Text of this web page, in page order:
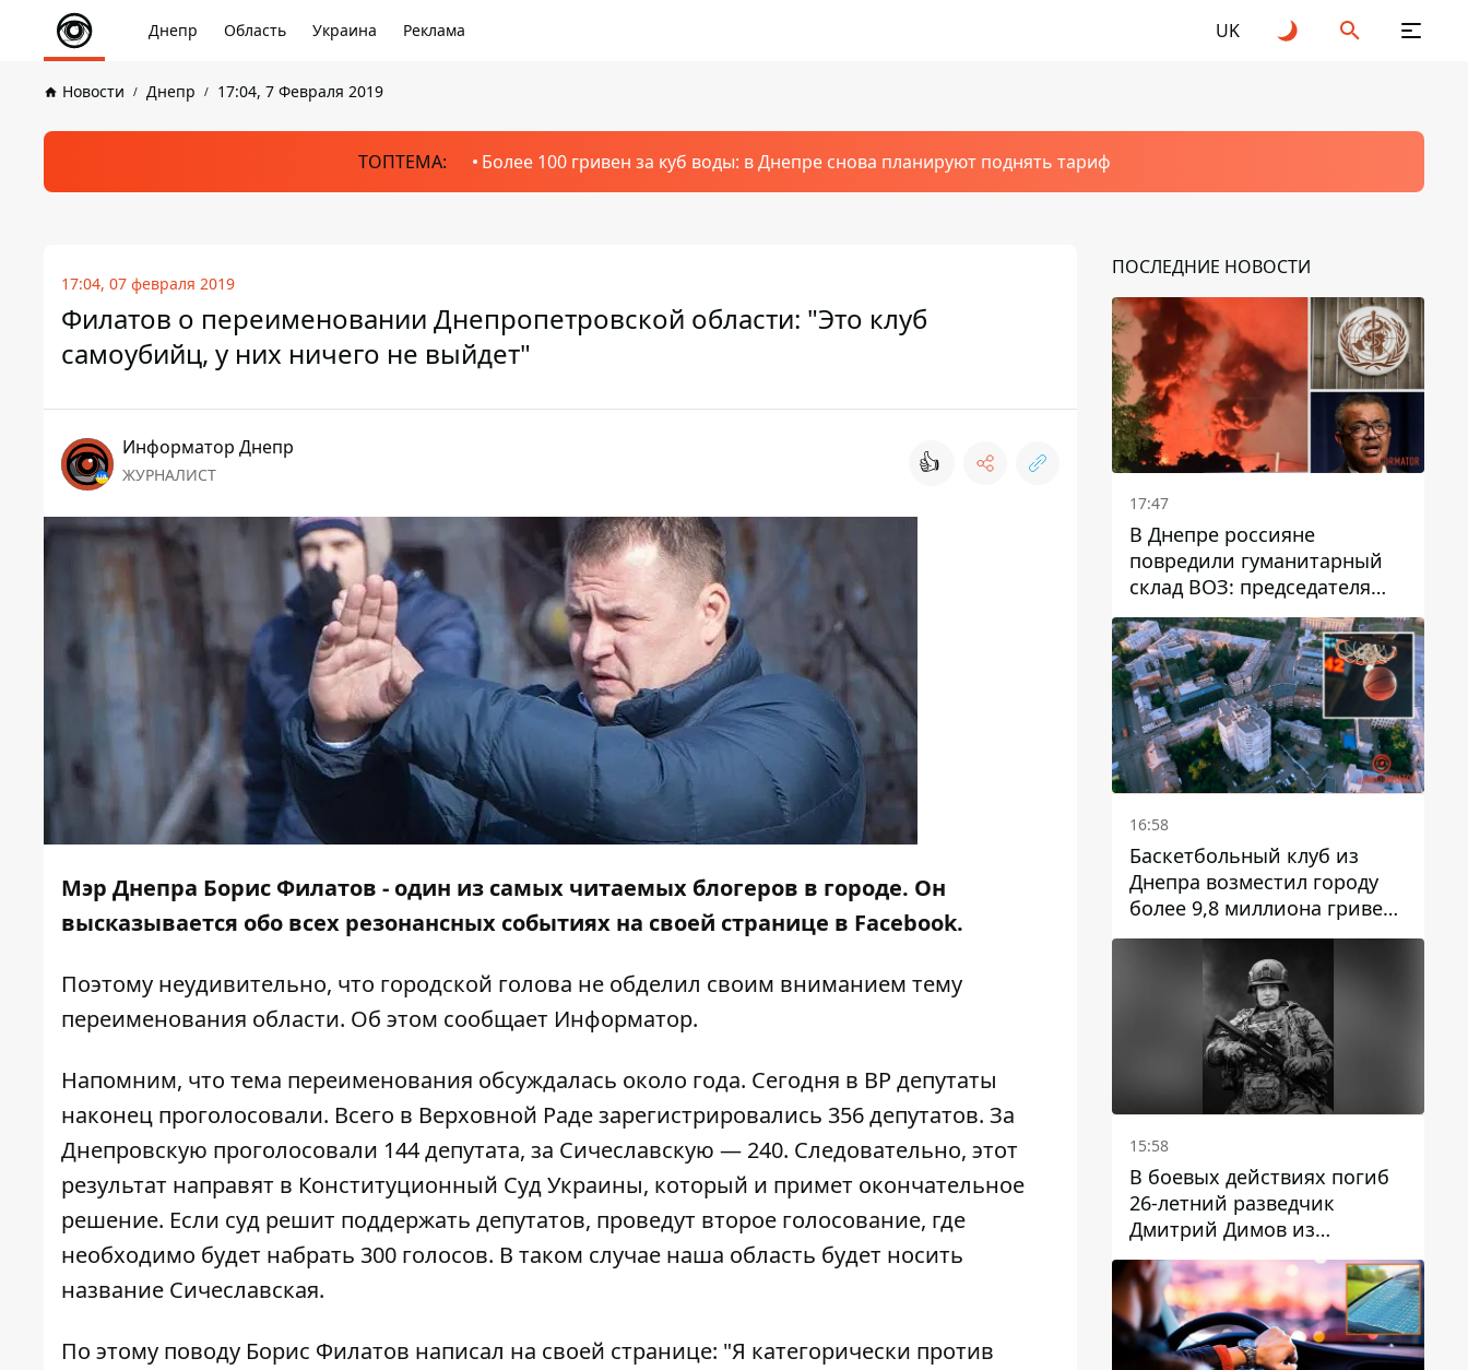
Днепр Область Украина Реклама UK
Новости Днепр 17:04, 7 Февраля 2019
ТОПТЕМА: Более 100 гривен за куб воды: в Днепре снова планируют поднять тариф
17:04, 07 февраля 2019
Филатов о переименовании Днепропетровской области: "Это клуб
самоубийц, у них ничего не выйдет"
Информатор Днепр
ЖУРНАЛИСТ 👍
Мэр Днепра Борис Филатов - один из самых читаемых блогеров в городе. Он
высказывается обо всех резонансных событиях на своей странице в Facebook.
Поэтому неудивительно, что городской голова не обделил своим вниманием тему
переименования области. Об этом сообщает Информатор.
Напомним, что тема переименования обсуждалась около года. Сегодня в ВР депутаты
наконец проголосовали. Всего в Верховной Раде зарегистрировались 356 депутатов. За
Днепровскую проголосовали 144 депутата, за Сичеславскую — 240. Следовательно, этот
результат направят в Конституционный Суд Украины, который и примет окончательное
решение. Если суд решит поддержать депутатов, проведут второе голосование, где
необходимо будет набрать 300 голосов. В таком случае наша область будет носить
название Сичеславская.
По этому поводу Борис Филатов написал на своей странице: "Я категорически против
ПОСЛЕДНИЕ НОВОСТИ
17:47
В Днепре россияне
повредили гуманитарный
склад ВОЗ: председателя
организации критикуют за
"неоднозначное"
сообщение
16:58
Баскетбольный клуб из
Днепра возместил городу
более 9,8 миллиона гривен
долга
15:58
В боевых действиях погиб
26-летний разведчик
Дмитрий Димов из
Никополя